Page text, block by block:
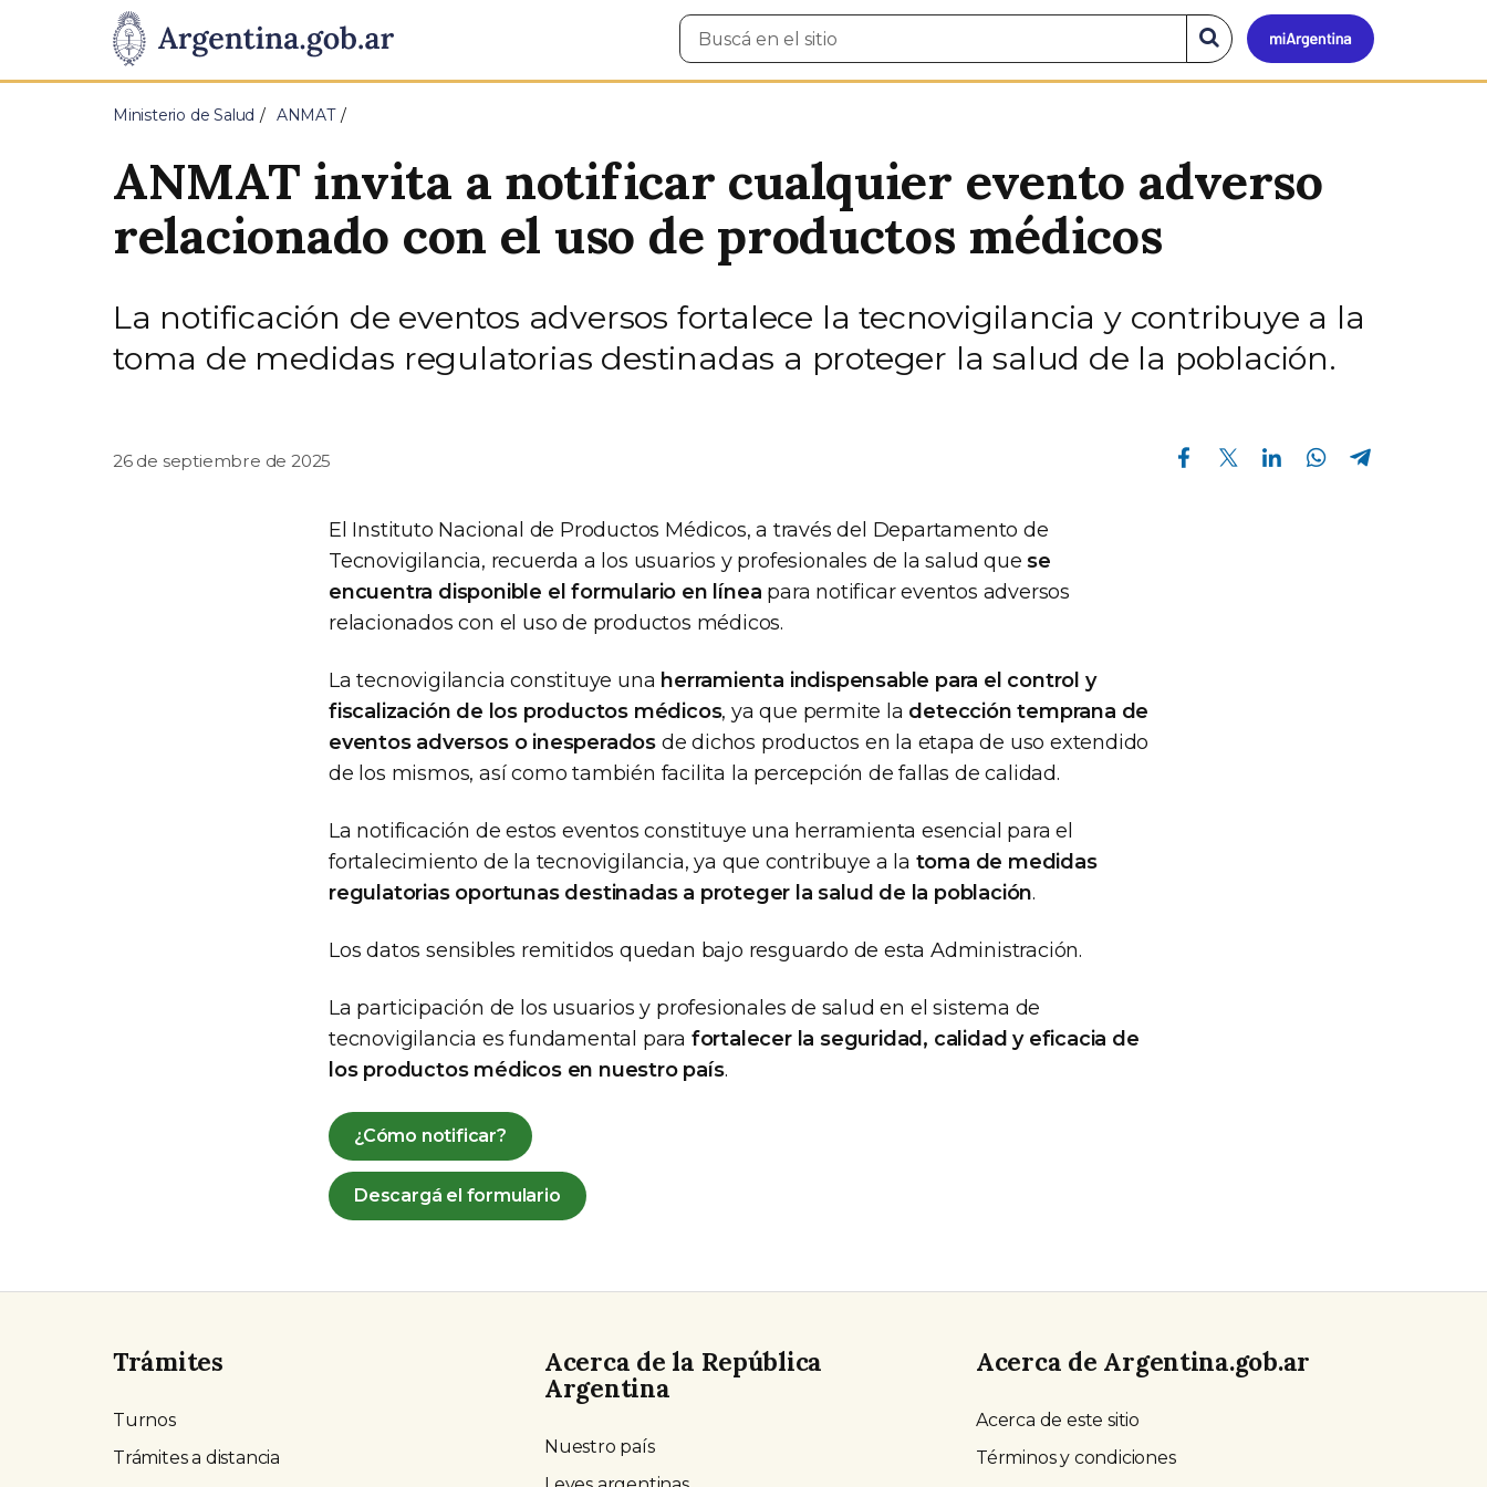
Presidencia
de
Pasar al contenido principal
Mi
Buscar
en
Buscar
en
el
Ministerio de Salud ANMAT
ANMAT invita a notificar cualquier evento adverso
relacionado con el uso de productos médicos
La notificación de eventos adversos fortalece la tecnovigilancia y contribuye a la
toma de medidas regulatorias destinadas a proteger la salud de la población.
26 de septiembre de 2025
Compartir en Facebook Compartir en Twitter Compartir en Linkedin Compartir en Whatsapp
El Instituto Nacional de Productos Médicos, a través del Departamento de
Tecnovigilancia, recuerda a los usuarios y profesionales de la salud quese
encuentra disponible el formulario en línea para notificar eventos adversos
relacionados con el uso de productos médicos.
La tecnovigilancia constituye una herramienta indispensable para el control y
fiscalización de los productos médicos, ya que permite la detección temprana de
eventos adversos o inesperados de dichos productos en la etapa de uso extendido
de los mismos, así como también facilita la percepción de fallas de calidad.
La notificación de estos eventos constituye una herramienta esencial para el
fortalecimiento de la tecnovigilancia, ya que contribuye a la toma de medidas
regulatorias oportunas destinadas a proteger la salud de la población.
Los datos sensibles remitidos quedan bajo resguardo de esta Administración.
La participación de los usuarios y profesionales de salud en el sistema de
tecnovigilancia es fundamental para fortalecer la seguridad, calidad y eficacia de
los productos médicos en nuestro país.
¿Cómo notificar?
Descargá el formulario
Trámites
Turnos
Trámites a distancia
Acerca de la República
Argentina
Nuestro país
Acerca de Argentina.gob.ar
Acerca de este sitio
Términos y condiciones